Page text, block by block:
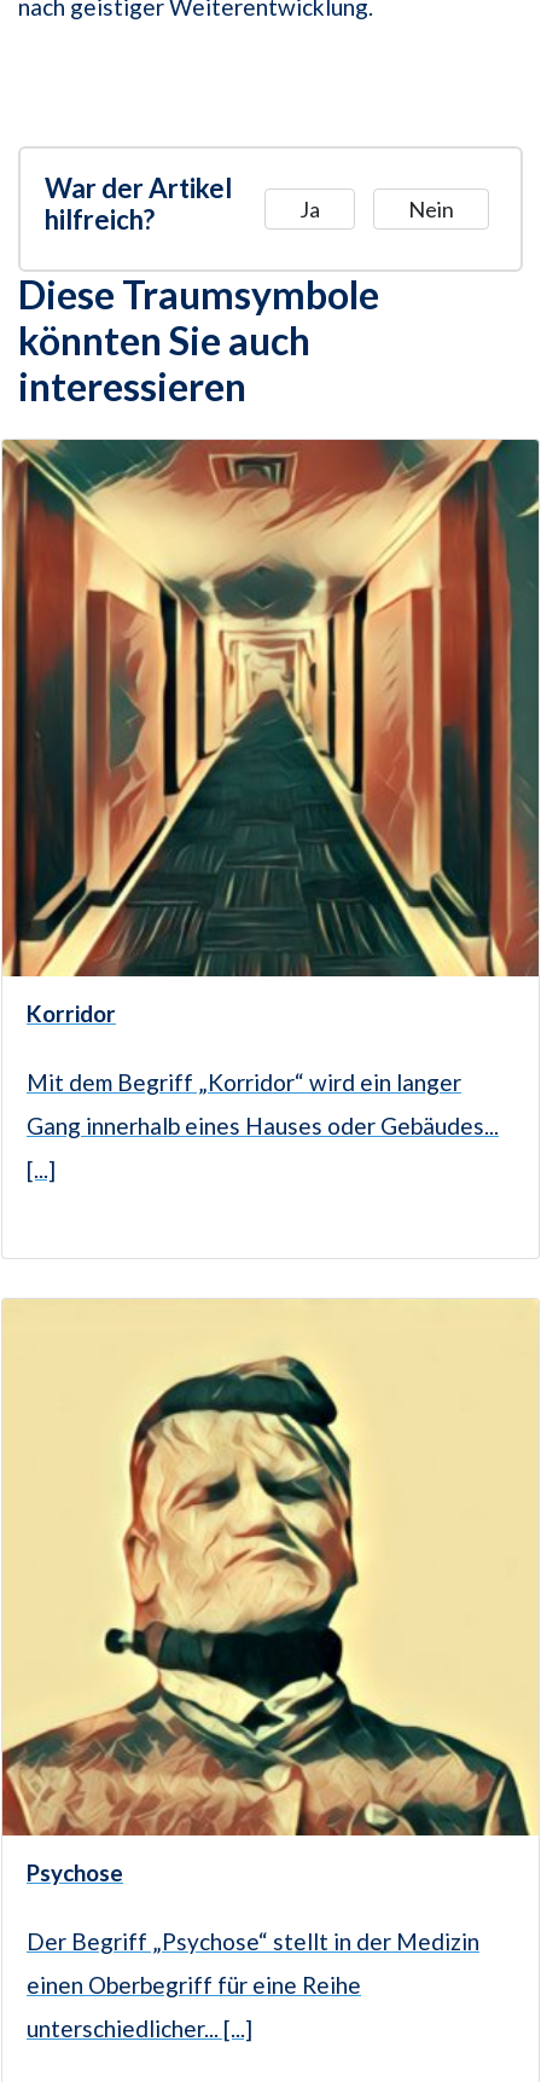
nach geistiger Weiterentwicklung.
War der Artikel
hilfreich?
Ja Nein
Diese Traumsymbole
könnten Sie auch
interessieren
Korridor
Mit dem Begriff „Korridor“ wird ein langer
Gang innerhalb eines Hauses oder Gebäudes...
[...]
Psychose
Der Begriff „Psychose“ stellt in der Medizin
einen Oberbegriff für eine Reihe
unterschiedlicher... [...]